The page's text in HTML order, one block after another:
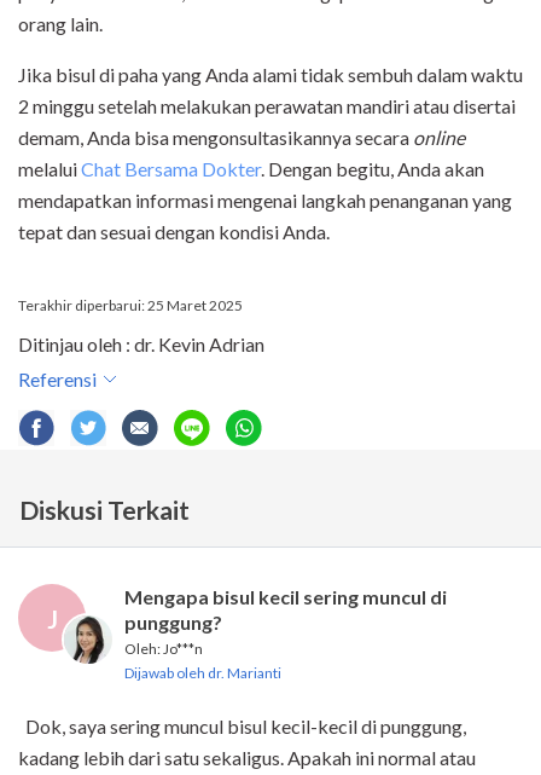
orang lain.
Jika bisul di paha yang Anda alami tidak sembuh dalam waktu
2 minggu setelah melakukan perawatan mandiri atau disertai
demam, Anda bisa mengonsultasikannya secara online
melaluiChat Bersama Dokter. Dengan begitu, Anda akan
mendapatkan informasi mengenai langkah penanganan yang
tepat dan sesuai dengan kondisi Anda.
Terakhir diperbarui: 25 Maret 2025